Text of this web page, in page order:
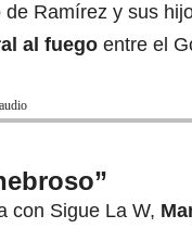
de Ramírez y sus
al fuego entre el
con Sigue La W,